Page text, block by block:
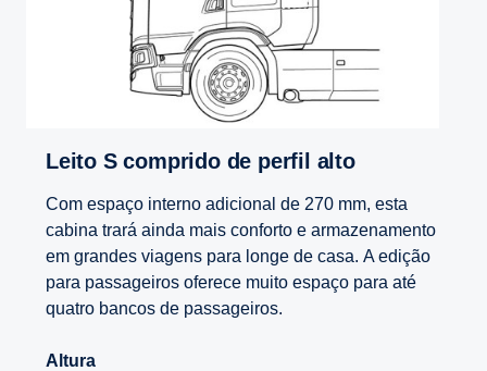
Leito S comprido de perfil alto
Com espaço interno adicional de 270 mm, esta
cabina trará ainda mais conforto e armazenamento
em grandes viagens para longe de casa. A edição
para passageiros oferece muito espaço para até
quatro bancos de passageiros.
Altura